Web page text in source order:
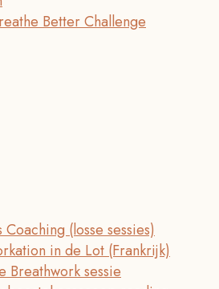
Better Challenge
Coaching (losse sessies)
in de Lot (Frankrijk)
Breathwork sessie